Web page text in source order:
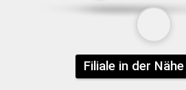
Filiale in der